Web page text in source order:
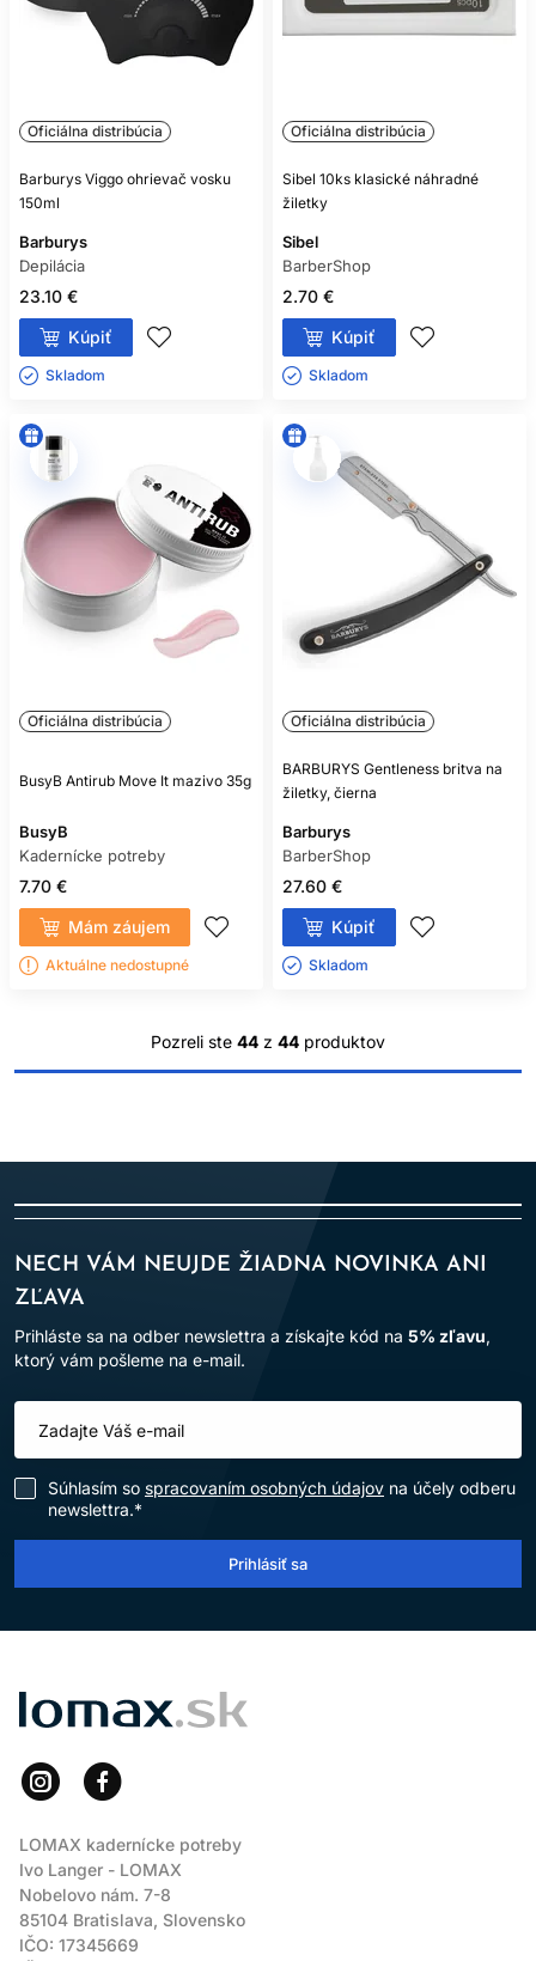
Oficiálna distribúcia
Barburys Viggo ohrievač vosku
150ml
Barburys
Depilácia
23.10 €
Kúpiť
Skladom ㅤ
Oficiálna distribúcia
Sibel 10ks klasické náhradné
žiletky
Sibel
BarberShop
2.70 €
Kúpiť
Skladom ㅤ
Oficiálna distribúcia
BusyB Antirub Move It mazivo 35g
BusyB
Kadernícke potreby
7.70 €
Mám záujem
Aktuálne nedostupné
Oficiálna distribúcia
BARBURYS Gentleness britva na
žiletky, čierna
Barburys
BarberShop
27.60 €
Kúpiť
Skladom ㅤ
Pozreli ste 44 z 44 produktov
NECH VÁM NEUJDE ŽIADNA NOVINKA ANI
ZĽAVA
Prihláste sa na odber newslettra a získajte kód na 5% zľavu,
ktorý vám pošleme na e-mail.
Súhlasím so spracovaním osobných údajov na účely odberu
newslettra.*
Prihlásiť sa
LOMAX
LOMAX kadernícke potreby
Ivo Langer - LOMAX
Nobelovo nám. 7-8
85104 Bratislava, Slovensko
IČO: 17345669